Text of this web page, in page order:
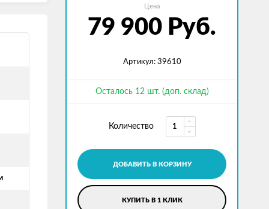
Цена
79 900 Руб.
Артикул: 39610
Осталось 12 шт. (доп. склад)
Количество
ДОБАВИТЬ В КОРЗИНУ
КУПИТЬ В 1 КЛИК